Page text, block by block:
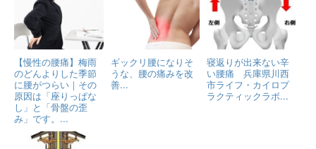
【慢性の腰痛】梅雨
のどんよりした季節
に腰がつらい｜その
原因は「座りっぱな
し」と「骨盤の歪
み」です。...
ギックリ腰になりそ
うな、腰の痛みを改
善...
寝返りが出来ない辛
い腰痛 兵庫県川西
市ライフ・カイロプ
ラクティックラボ...